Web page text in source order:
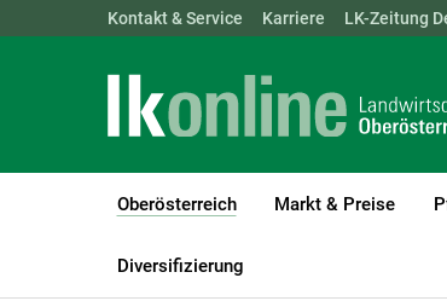
Landwirtschaftskammern: ÖSTERREICH
Kontakt & Service Karriere LK-Zeitung
Oberösterreich
(current)1
Markt & Preise
Diversifizierung
LK Oberösterreich Oberösterreich